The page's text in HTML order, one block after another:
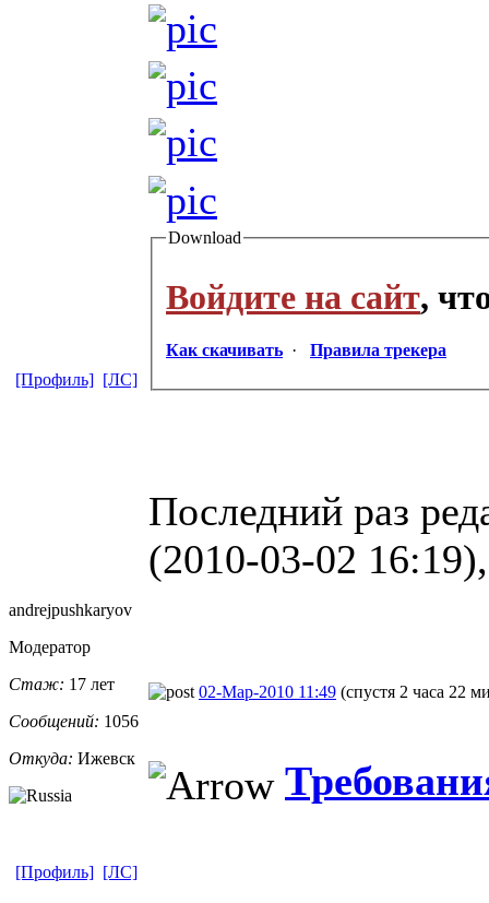
Download
Войдите на сайт,
Как скачивать · Правила трекера
Последний раз
(2010-03-02 16:19),
[Профиль] [ЛС]
andrejpushka​ryov
Модератор
Стаж: 17 лет
Сообщений: 1056
Откуда: Ижевск
02-Мар-2010 11:49 (спустя 2 часа 22
[Профиль] [ЛС]